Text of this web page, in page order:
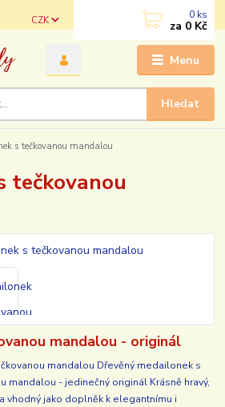
Menu
CZK
Hledat
0 ks
za 0 Kč
s tečkovanou mandalou
tečkovanou
mandalou - originál
mandalou Dřevěný medailonek s
mandalou - jedinečný originál Krásně hravý,
vhodný jako doplněk k elegantnímu i